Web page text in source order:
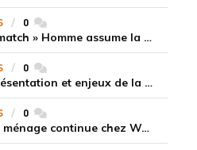
0commentaires
« Je nous ai fait perdre ce match » Homme assume la responsabilité de la défaite de HLE face à Gen.G
0commentaires
LEC Summer Split 2026 : présentation et enjeux de la troisième semaine de compétition
0commentaires
Mercato LoL LPL : le grand ménage continue chez Weibo Gaming, Jiejie quitte le navire au profit de Xiaohao